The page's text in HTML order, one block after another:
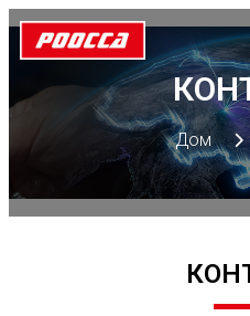
Дом